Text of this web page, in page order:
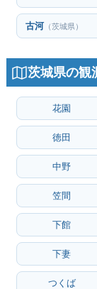
古河（茨城県）
茨城県の観
花園
徳田
中野
笠間
下館
下妻
つくば